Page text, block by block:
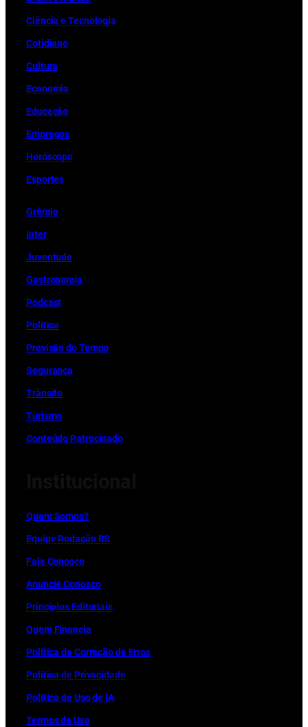
Ciência e Tecnologia
Cotidiano
Cultura
Economia
Educação
Empregos
Horóscopo
Esportes
Grêmio
Inter
Juventude
Gastronomia
Podcast
Política
Previsão do Tempo
Segurança
Trânsito
Turismo
Conteúdo Patrocinado
Quem Somos?
Equipe Redação RS
Fale Conosco
Anuncie Conosco
Princípios Editoriais
Quem Financia
Política de Correção de Erros
Política de Privacidade
Política de Uso de IA
Termos de Uso